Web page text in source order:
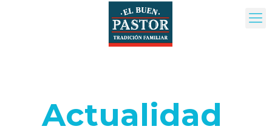
Actualidad